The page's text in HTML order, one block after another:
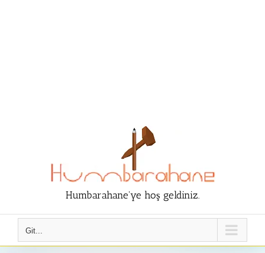
Humbarahane'ye hoş geldiniz.
Git...